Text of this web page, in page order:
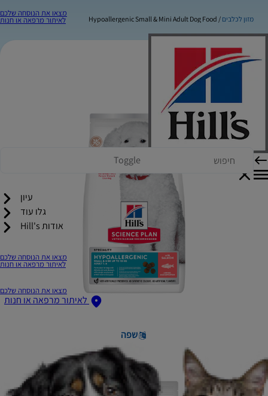
מצאו את הנוסחה שלכם
לאיתור מרפאה או חנות
Toggle
עיון
גלו עוד
אודות Hill's
מצאו את הנוסחה שלכם
לאיתור מרפאה או חנות
מצאו את הנוסחה שלכם
לאיתור מרפאה או חנות
שפה
מזון לכלבים Hypoallergenic Small & Mini Adult Dog Food